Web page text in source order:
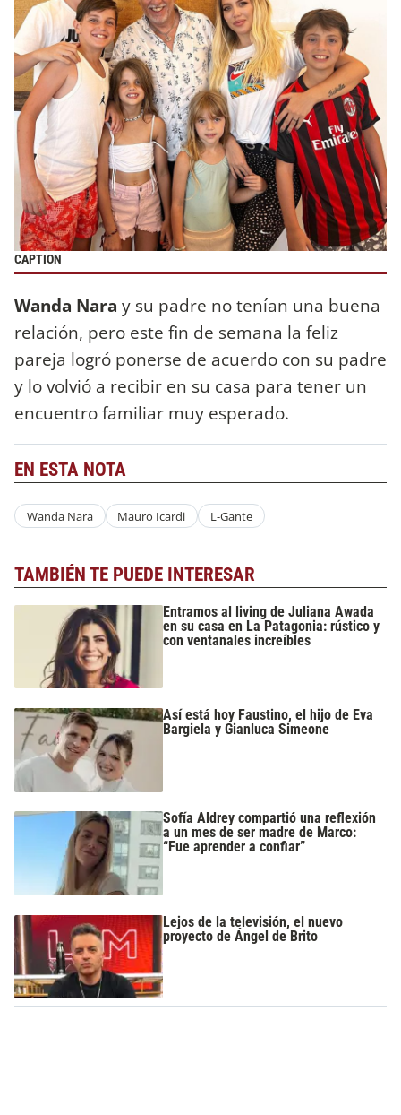
CAPTION
Wanda Nara y su padre no tenían una buena
relación, pero este fin de semana la feliz
pareja logró ponerse de acuerdo con su padre
y lo volvió a recibir en su casa para tener un
encuentro familiar muy esperado.
EN ESTA NOTA
Wanda Nara Mauro Icardi L-Gante
TAMBIÉN TE PUEDE INTERESAR
Entramos al living de Juliana Awada
en su casa en La Patagonia: rústico y
con ventanales increíbles
Así está hoy Faustino, el hijo de Eva
Bargiela y Gianluca Simeone
Sofía Aldrey compartió una reflexión
a un mes de ser madre de Marco:
“Fue aprender a confiar”
Lejos de la televisión, el nuevo
proyecto de Ángel de Brito